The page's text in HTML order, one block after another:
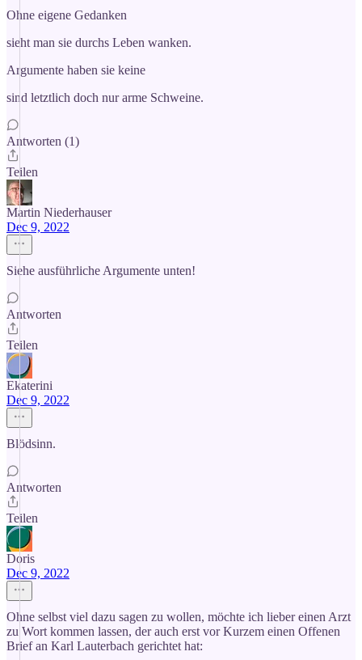
Ohne eigene Gedanken
sieht man sie durchs Leben wanken.
Argumente haben sie keine
sind letztlich doch nur arme Schweine.
Antworten (1)
Teilen
Martin Niederhauser
Dec 9, 2022
Siehe ausführliche Argumente unten!
Antworten
Teilen
Ekaterini
Dec 9, 2022
Blödsinn.
Antworten
Teilen
Doris
Dec 9, 2022
Ohne selbst viel dazu sagen zu wollen, möchte ich lieber einen Arzt
zu Wort kommen lassen, der auch erst vor Kurzem einen Offenen
Brief an Karl Lauterbach gerichtet hat: